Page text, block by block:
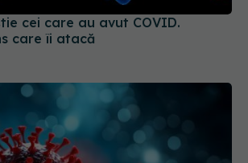
cei care au avut COVID.
care îi atacă